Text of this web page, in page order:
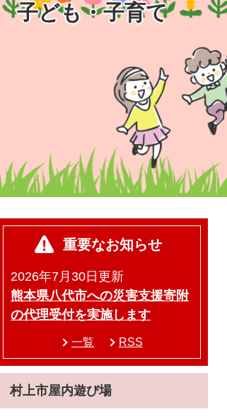
子ども・子育て
重要なお知らせ
2026年7月30日更新
熊本県八代市への災害支援寄附
の代理受付を実施します
一覧 RSS
村上市屋内遊び場